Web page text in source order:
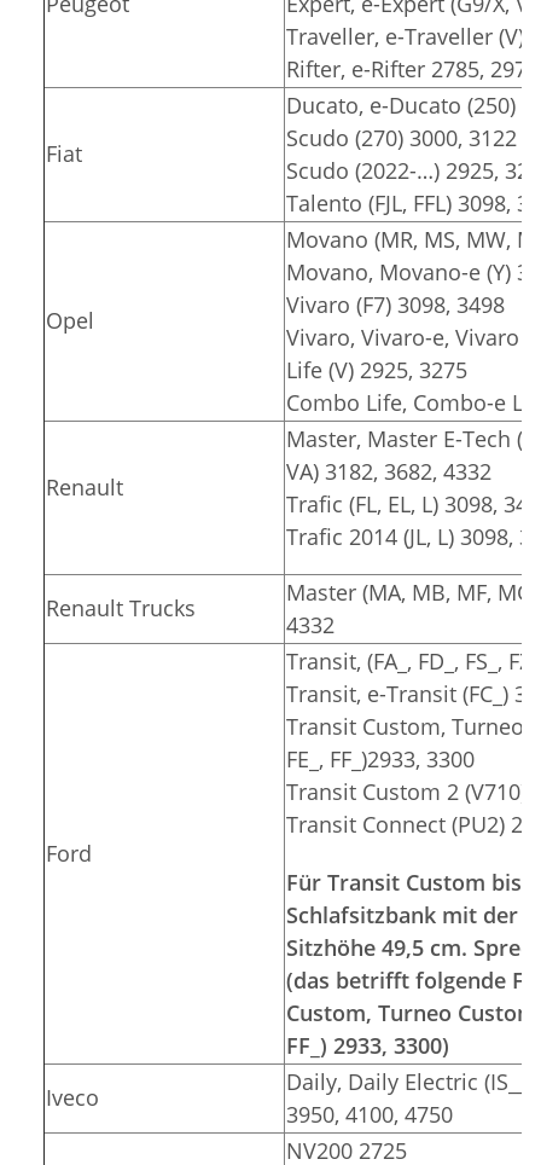
Traveller, e-Traveller (V)
Rifter, e-Rifter 2785, 2975
Fiat
Ducato, e-Ducato (250)
Scudo (270) 3000, 3122
Scudo (2022-…) 2925,
Talento (FJL, FFL) 3098,
Opel
Movano (MR, MS, MW,
Movano, Movano-e (Y)
Vivaro (F7) 3098, 3498
Vivaro, Vivaro-e, Vivaro
Life (V) 2925, 3275
Combo Life, Combo-e
Renault
Master, Master E-Tech
VA) 3182, 3682, 4332
Trafic (FL, EL, L) 3098,
Trafic 2014 (JL, L) 3098,
Renault Trucks
Master (MA, MB, MF,
4332
Ford
Transit, (FA_, FD_, FS_,
Transit, e-Transit (FC_)
Transit Custom, Turneo
FE_, FF_)2933, 3300
Transit Custom 2 (V710)
Transit Connect (PU2)
Für Transit Custom bis
Schlafsitzbank mit der
Sitzhöhe 49,5 cm.
(das betrifft folgende
Custom, Turneo Custom
FF_) 2933, 3300)
Iveco
Daily, Daily Electric
3950, 4100, 4750
NV200 2725